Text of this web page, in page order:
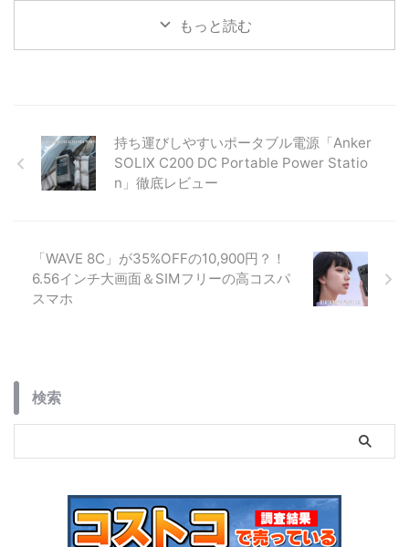
売されているAirPods Pro 3、
AirPods 4（ANC/標準）の3モデ
2025年最新モデル「KJKD L1」
をレビュー。ChatGPT連携やAI
もっと読む
持ち運びしやすいポータブル電源「Anker
SOLIX C200 DC Portable Power Statio
n」徹底レビュー
「WAVE 8C」が35%OFFの10,900円？！
6.56インチ大画面＆SIMフリーの高コスパ
スマホ
検索